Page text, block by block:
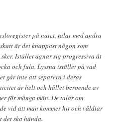
på nätet, talar med andra
är det knappast någon som
Istället ägnar sig progressiva åt
och fula. Lyssna istället på vad
går inte att separera i deras
är helt och hållet beroende av
för många män. De talar om
vid att män kommer hit och våldtar
det ska hända.